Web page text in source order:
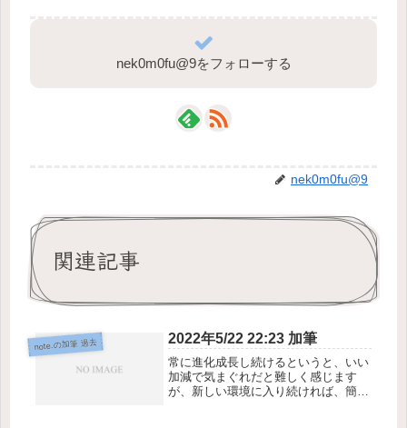
nek0m0fu@9をフォローする
nek0m0fu@9
関連記事
note.の加筆 過去 2022年5/22 22:23 加筆
常に進化成長し続けるというと、いい
加減で気まぐれだと難しく感じます
が、新しい環境に入り続ければ、簡単